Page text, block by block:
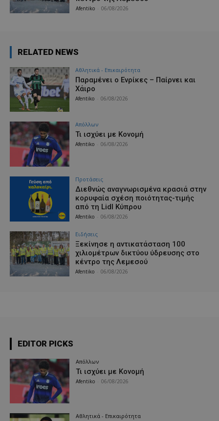
Afentiko 06/08/2026
RELATED NEWS
Αθλητικά - Επικαιρότητα
Παραμένει ο Ενρίκες – Παίρνει και
Χάιρο
Afentiko 06/08/2026
Απόλλων
Τι ισχύει με Κονομή
Afentiko 06/08/2026
Προτάσεις
Διεθνώς αναγνωρισμένα κρασιά στην
κορυφαία σχέση ποιότητας-τιμής
από τη Lidl Κύπρου
Afentiko 06/08/2026
Ειδήσεις
Ξεκίνησε η αντικατάσταση 100
χιλιομέτρων δικτύου ύδρευσης στο
κέντρο της Λεμεσού
Afentiko 06/08/2026
EDITOR PICKS
Απόλλων
Τι ισχύει με Κονομή
Afentiko 06/08/2026
Αθλητικά - Επικαιρότητα